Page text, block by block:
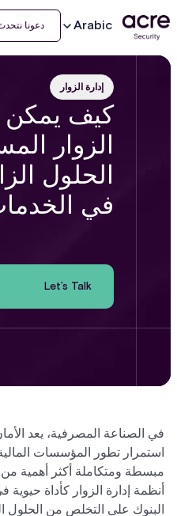
Arabic دعونا
إدارة الزوار
كيف يمكن
الزوار
الحلول
في
Let’s Talk
في الصناعة المصرفية، يعد
استمرار تطور المؤسسات
مبسطة ومتكاملة أكثر أهمية
أنظمة إدارة الزوار كأداة
البنوك على التخلص من الحلول